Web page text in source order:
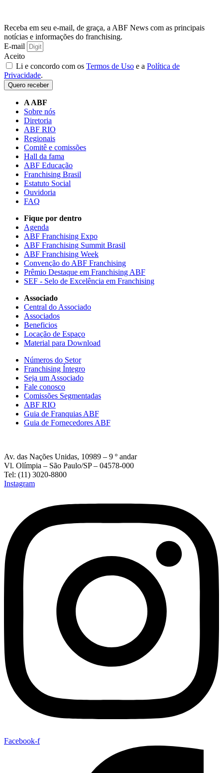
Receba em seu e-mail, de graça, a ABF News com as principais
notícias e informações do franchising.
E-mail
Aceito
Li e concordo com os Termos de Uso e a Política de
Privacidade.
Quero receber
A ABF
Sobre nós
Diretoria
ABF RIO
Regionais
Comitê e comissões
Hall da fama
ABF Educação
Franchising Brasil
Estatuto Social
Ouvidoria
FAQ
Fique por dentro
Agenda
ABF Franchising Expo
ABF Franchising Summit Brasil
ABF Franchising Week
Convenção do ABF Franchising
Prêmio Destaque em Franchising ABF
SEF - Selo de Excelência em Franchising
Associado
Central do Associado
Associados
Beneficios
Locação de Espaço
Material para Download
Números do Setor
Franchising Íntegro
Seja um Associado
Fale conosco
Comissões Segmentadas
ABF RIO
Guia de Franquias ABF
Guia de Fornecedores ABF
Av. das Nações Unidas, 10989 – 9 º andar
Vl. Olímpia – São Paulo/SP – 04578-000
Tel: (11) 3020-8800
Instagram
Facebook-f